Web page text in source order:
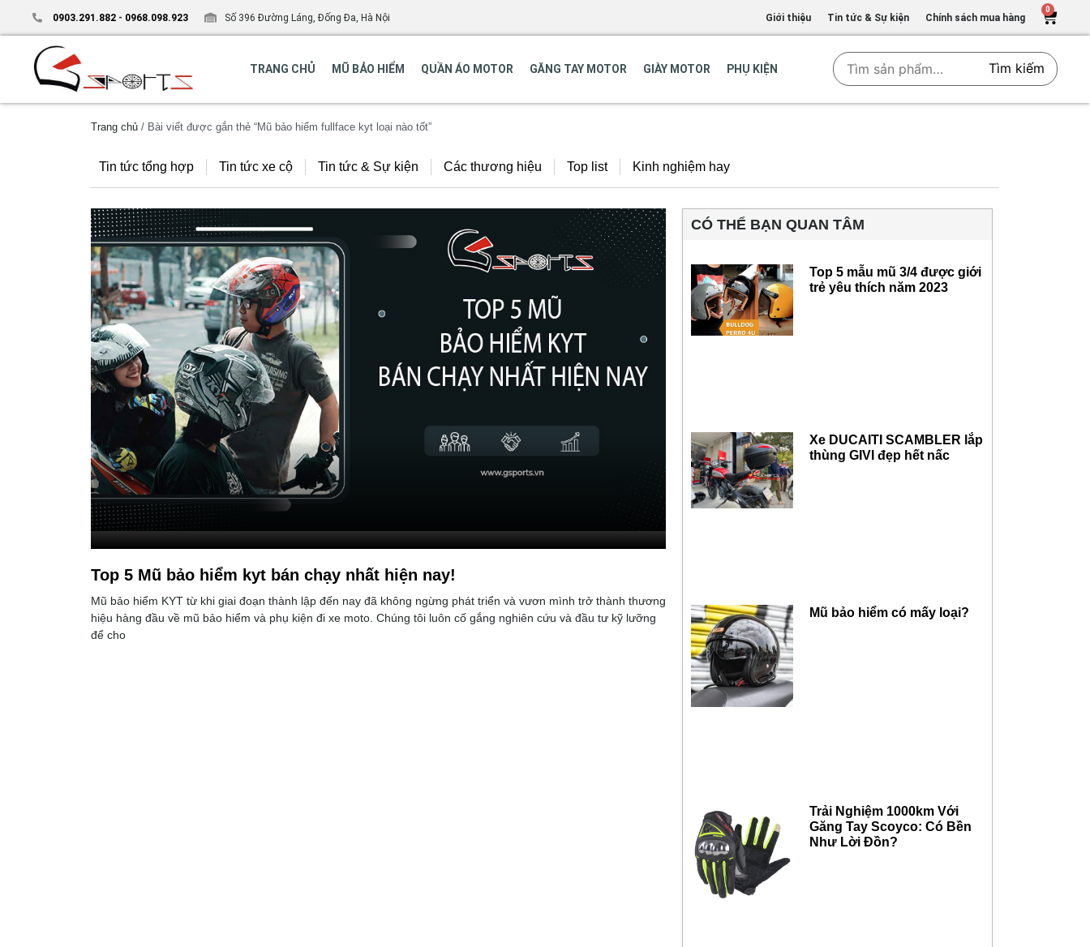
0903.291.882 - 0968.098.923 Số 396 Đường Láng, Đống Đa, Hà Nội Giới thiệu Tin tức & Sự kiện Chính sách mua hàng
0
TRANG CHỦ MŨ BẢO HIỂM QUẦN ÁO MOTOR GĂNG TAY MOTOR GIÀY MOTOR PHỤ KIỆN Tìm kiếm
Trang chủ / Bài viết được gắn thẻ “Mũ bảo hiểm fullface kyt loại nào tốt”
Tin tức tổng hợp Tin tức xe cộ Tin tức & Sự kiện Các thương hiệu Top list Kinh nghiệm hay
Top 5 Mũ bảo hiểm kyt bán chạy nhất hiện nay!
Mũ bảo hiểm KYT từ khi giai đoạn thành lập đến nay đã không ngừng phát triển và vươn mình trở thành thương
hiệu hàng đầu về mũ bảo hiểm và phụ kiện đi xe moto. Chúng tôi luôn cố gắng nghiên cứu và đầu tư kỹ lưỡng
để cho
CÓ THỂ BẠN QUAN TÂM
Top 5 mẫu mũ 3/4 được giới
trẻ yêu thích năm 2023
Xe DUCAITI SCAMBLER lắp
thùng GIVI đẹp hết nấc
Mũ bảo hiểm có mấy loại?
Trải Nghiệm 1000km Với
Găng Tay Scoyco: Có Bền
Như Lời Đồn?